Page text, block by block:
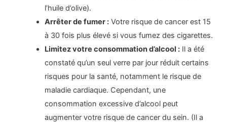
l’huile d’olive).
Arrêter de fumer : Votre risque de cancer est 15
à 30 fois plus élevé si vous fumez des cigarettes.
Limitez votre consommation d’alcool : Il a été
constaté qu’un seul verre par jour réduit certains
risques pour la santé, notamment le risque de
maladie cardiaque. Cependant, une
consommation excessive d’alcool peut
augmenter votre risque de cancer du sein. (Il a